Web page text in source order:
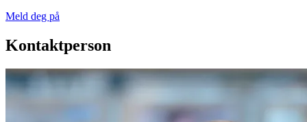
Meld deg på
Kontaktperson